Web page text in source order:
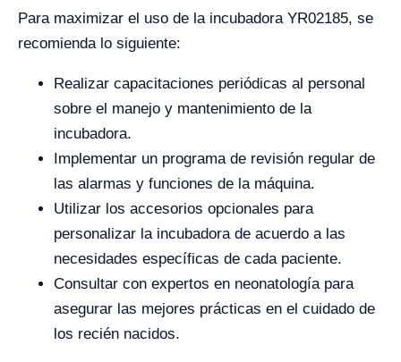
Para maximizar el uso de la incubadora YR02185, se
recomienda lo siguiente:
Realizar capacitaciones periódicas al personal
sobre el manejo y mantenimiento de la
incubadora.
Implementar un programa de revisión regular de
las alarmas y funciones de la máquina.
Utilizar los accesorios opcionales para
personalizar la incubadora de acuerdo a las
necesidades específicas de cada paciente.
Consultar con expertos en neonatología para
asegurar las mejores prácticas en el cuidado de
los recién nacidos.